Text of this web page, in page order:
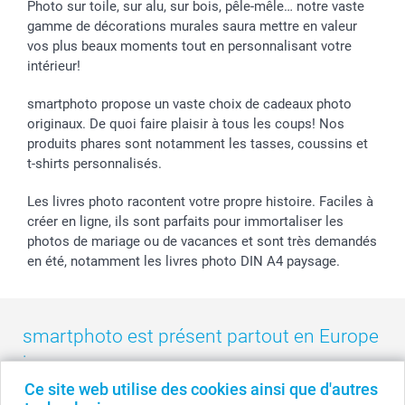
Ce site web utilise des cookies ainsi que d'autres
Stickers & Etiquettes
Chèque Cadeau
Affiliation
Investor Relations
B2B smartbusiness
Droit de rétractation
Confirmation ou communion
Mariage
Fête d'anniversaire
Collection naissance
Tous les évènements
Livraison en 48 heures
Modes de Paiement
Identifiez-vous
Plan du site
Statut de ma commande
smarfriends
smartgarantie
smartbonus
Photo sur toile, sur alu, sur bois, pêle-mêle… notre vaste
gamme de décorations murales saura mettre en valeur
vos plus beaux moments tout en personnalisant votre
intérieur!
smartphoto propose un vaste choix de cadeaux photo
originaux. De quoi faire plaisir à tous les coups! Nos
produits phares sont notamment les tasses, coussins et
t-shirts personnalisés.
Les livres photo racontent votre propre histoire. Faciles à
créer en ligne, ils sont parfaits pour immortaliser les
photos de mariage ou de vacances et sont très demandés
en été, notamment les livres photo DIN A4 paysage.
smartphoto est présent partout en Europe
:
België - Belgique - Danmark - Deutschland - France - Ireland